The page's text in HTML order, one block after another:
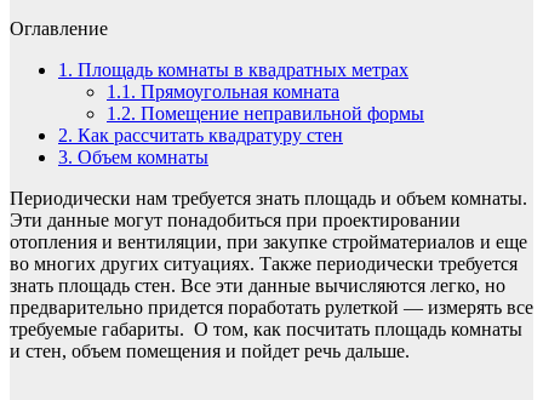
Оглавление
1. Площадь комнаты в квадратных метрах
1.1. Прямоугольная комната
1.2. Помещение неправильной формы
2. Как рассчитать квадратуру стен
3. Объем комнаты
Периодически нам требуется знать площадь и объем комнаты.
Эти данные могут понадобиться при проектировании
отопления и вентиляции, при закупке стройматериалов и еще
во многих других ситуациях. Также периодически требуется
знать площадь стен. Все эти данные вычисляются легко, но
предварительно придется поработать рулеткой — измерять все
требуемые габариты. О том, как посчитать площадь комнаты
и стен, объем помещения и пойдет речь дальше.